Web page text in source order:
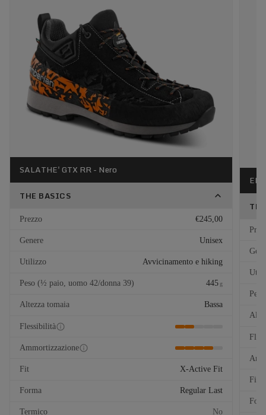
SALATHE' GTX RR - Nero
THE BASICS
Prezzo €245,00
Genere Unisex
Utilizzo Avvicinamento e hiking
Peso (½ paio, uomo 42/donna 39) 445 g
Altezza tomaia Bassa
Flessibilità
Ammortizzazione
Fit X-Active Fit
Forma Regular Last
Termico No
EL
Fit